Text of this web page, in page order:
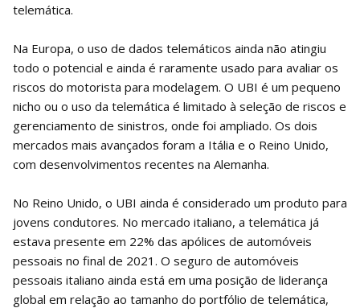
telemática.
Na Europa, o uso de dados telemáticos ainda não atingiu
todo o potencial e ainda é raramente usado para avaliar os
riscos do motorista para modelagem. O UBI é um pequeno
nicho ou o uso da telemática é limitado à seleção de riscos e
gerenciamento de sinistros, onde foi ampliado. Os dois
mercados mais avançados foram a Itália e o Reino Unido,
com desenvolvimentos recentes na Alemanha.
No Reino Unido, o UBI ainda é considerado um produto para
jovens condutores. No mercado italiano, a telemática já
estava presente em 22% das apólices de automóveis
pessoais no final de 2021. O seguro de automóveis
pessoais italiano ainda está em uma posição de liderança
global em relação ao tamanho do portfólio de telemática,